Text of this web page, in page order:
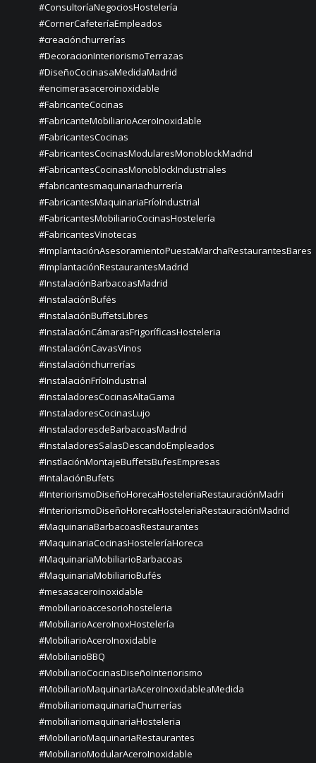
#ConsultoríaNegociosHostelería
#CornerCafeteríaEmpleados
#creaciónchurrerías
#DecoracionInteriorismoTerrazas
#DiseñoCocinasaMedidaMadrid
#encimerasaceroinoxidable
#FabricanteCocinas
#FabricanteMobiliarioAceroInoxidable
#FabricantesCocinas
#FabricantesCocinasModularesMonoblockMadrid
#FabricantesCocinasMonoblockIndustriales
#fabricantesmaquinariachurrería
#FabricantesMaquinariaFríoIndustrial
#FabricantesMobiliarioCocinasHostelería
#FabricantesVinotecas
#ImplantaciónAsesoramientoPuestaMarchaRestaurantesBares
#ImplantaciónRestaurantesMadrid
#InstalaciónBarbacoasMadrid
#InstalaciónBufés
#InstalaciónBuffetsLibres
#InstalaciónCámarasFrigoríficasHosteleria
#InstalaciónCavasVinos
#instalaciónchurrerías
#InstalaciónFríoIndustrial
#InstaladoresCocinasAltaGama
#InstaladoresCocinasLujo
#InstaladoresdeBarbacoasMadrid
#InstaladoresSalasDescandoEmpleados
#InstlaciónMontajeBuffetsBufesEmpresas
#IntalaciónBufets
#InteriorismoDiseñoHorecaHosteleriaRestauraciónMadri
#InteriorismoDiseñoHorecaHosteleriaRestauraciónMadrid
#MaquinariaBarbacoasRestaurantes
#MaquinariaCocinasHosteleríaHoreca
#MaquinariaMobiliarioBarbacoas
#MaquinariaMobiliarioBufés
#mesasaceroinoxidable
#mobiliarioaccesoriohosteleria
#MobiliarioAceroInoxHostelería
#MobiliarioAceroInoxidable
#MobiliarioBBQ
#MobiliarioCocinasDiseñoInteriorismo
#MobiliarioMaquinariaAceroInoxidableaMedida
#mobiliariomaquinariaChurrerías
#mobiliariomaquinariaHosteleria
#MobiliarioMaquinariaRestaurantes
#MobiliarioModularAceroInoxidable